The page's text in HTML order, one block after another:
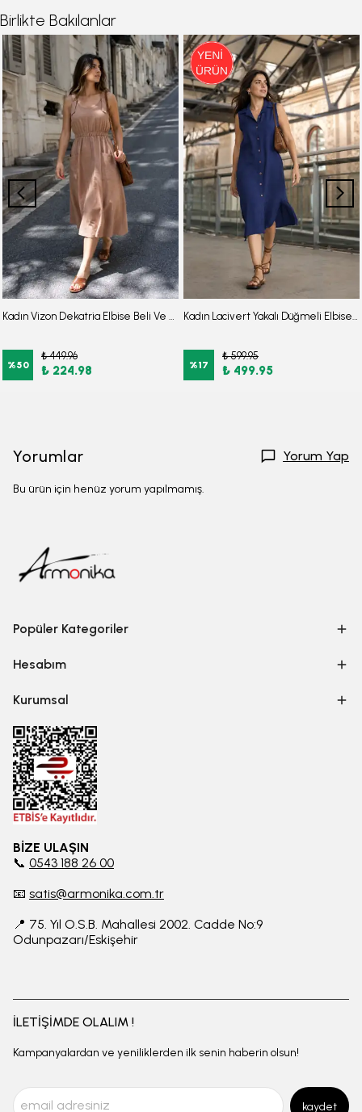
Birlikte Bakılanlar
%50
₺ 449.96
₺ 224.98 %17
₺ 599.95
₺ 499.95
Yorumlar Yorum Yap
Bu ürün için henüz yorum yapılmamış.
Popüler Kategoriler
Hesabım
Kurumsal
BİZE ULAŞIN
📞 0543 188 26 00
📧 satis@armonika.com.tr
📍 75. Yıl O.S.B. Mahallesi 2002. Cadde No:9
Odunpazarı/Eskişehir
İLETİŞİMDE OLALIM !
Kampanyalardan ve yeniliklerden ilk senin haberin olsun!
kaydet